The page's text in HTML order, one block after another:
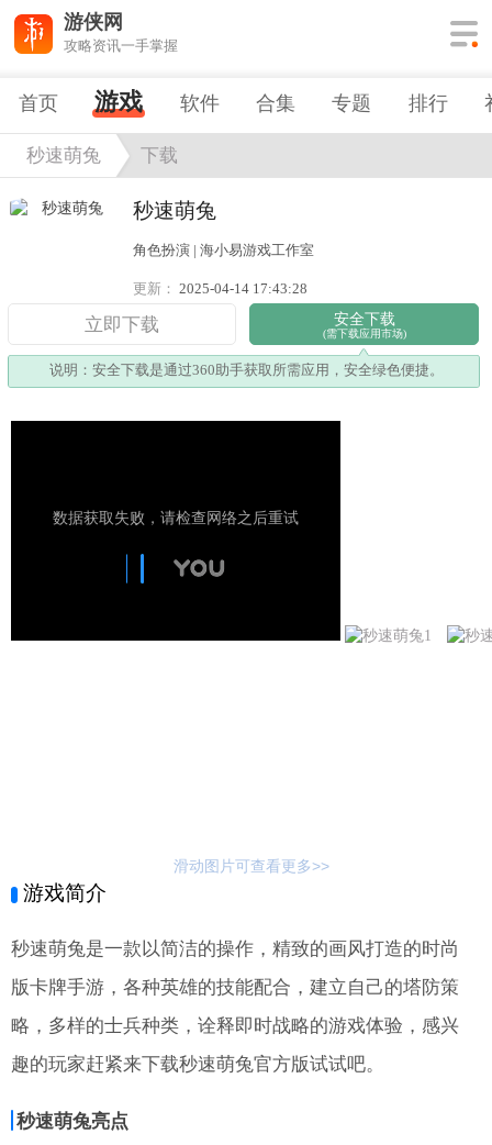
游侠网
攻略资讯一手掌握
首页 游戏 软件 合集 专题 排行
秒速萌兔 下载
秒速萌兔
角色扮演 | 海小易游戏工作室
更新： 2025-04-14 17:43:28
立即下载 安全下载
(需下载应用市场)
说明：安全下载是通过360助手获取所需应用，安全绿色便捷。
滑动图片可查看更多>>
游戏简介
秒速萌兔是一款以简洁的操作，精致的画风打造的时尚
版卡牌手游，各种英雄的技能配合，建立自己的塔防策
略，多样的士兵种类，诠释即时战略的游戏体验，感兴
趣的玩家赶紧来下载秒速萌兔官方版试试吧。
秒速萌兔亮点